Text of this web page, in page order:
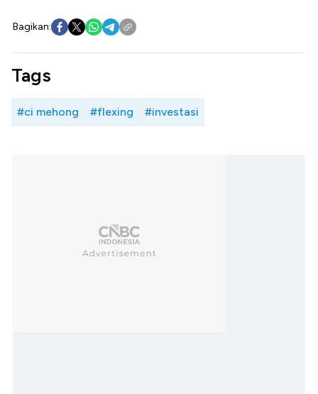
Bagikan:
Tags
#ci mehong #flexing #investasi